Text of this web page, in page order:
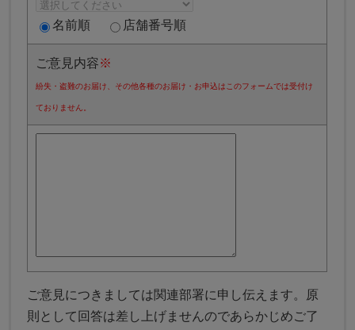
名前順 店舗番号順
ご意見内容※
紛失・盗難のお届け、その他各種のお届け・お申込はこのフォームでは受付け
ておりません。
ご意見につきましては関連部署に申し伝えます。原
則として回答は差し上げませんのであらかじめご了